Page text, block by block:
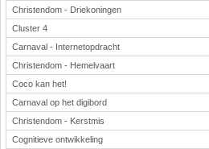
Christendom - Driekoningen
Cluster 4
Carnaval - Internetopdracht
Christendom - Hemelvaart
Coco kan het!
Carnaval op het digibord
Christendom - Kerstmis
Cognitieve ontwikkeling